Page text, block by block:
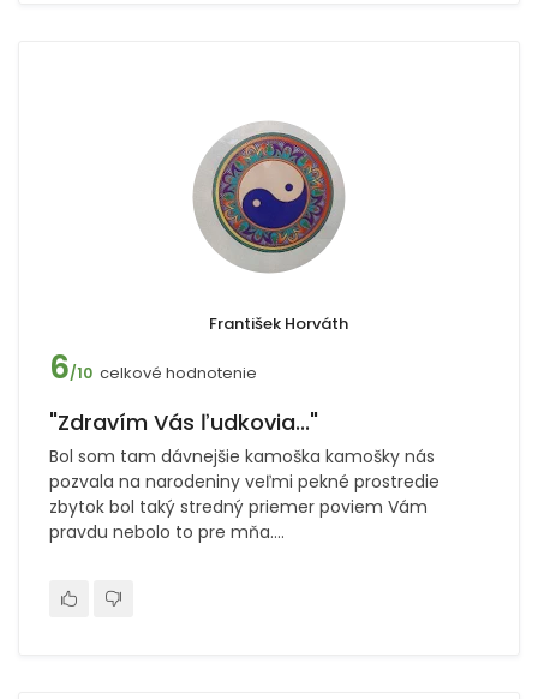
František Horváth
6/10 celkové hodnotenie
"Zdravím Vás ľudkovia..."
Bol som tam dávnejšie kamoška kamošky nás
pozvala na narodeniny veľmi pekné prostredie
zbytok bol taký stredný priemer poviem Vám
pravdu nebolo to pre mňa....